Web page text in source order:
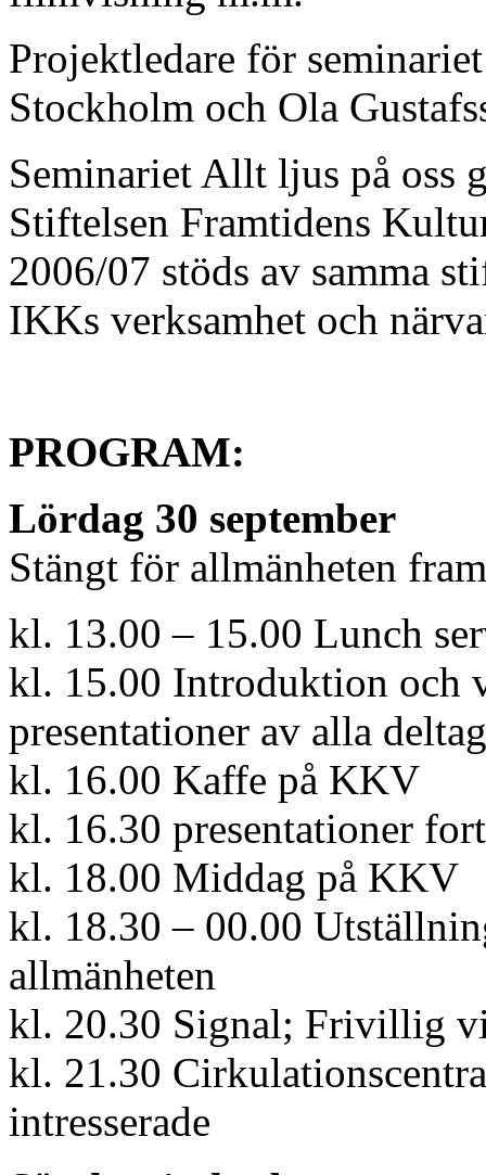
Projektledare för
Stockholm och Ola
Seminariet Allt ljus på oss
Stiftelsen Framtidens
2006/07 stöds av samma
IKKs verksamhet och
PROGRAM:
Lördag 30 september
Stängt för allmänheten
kl. 13.00 – 15.00 Lunch
kl. 15.00 Introduktion och
presentationer av alla
kl. 16.00 Kaffe på KKV
kl. 16.30 presentationer
kl. 18.00 Middag på KKV
kl. 18.30 – 00.00
allmänheten
kl. 20.30 Signal; Frivillig
kl. 21.30
intresserade